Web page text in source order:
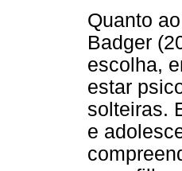
Quanto
Badger
escolha,
estar
solteiras.
e